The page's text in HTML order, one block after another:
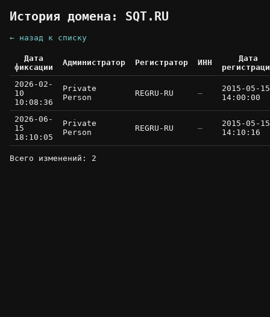
История домена: SQT.RU
← назад к списку
Дата
фиксации
Администратор Регистратор ИНН
Дата
2026-02-
10
10:08:36
Private
Person
REGRU-RU —
2015-05-15
14:00:00
2026-06-
15
18:10:05
Private
Person
REGRU-RU —
2015-05-15
14:10:16
Всего изменений: 2